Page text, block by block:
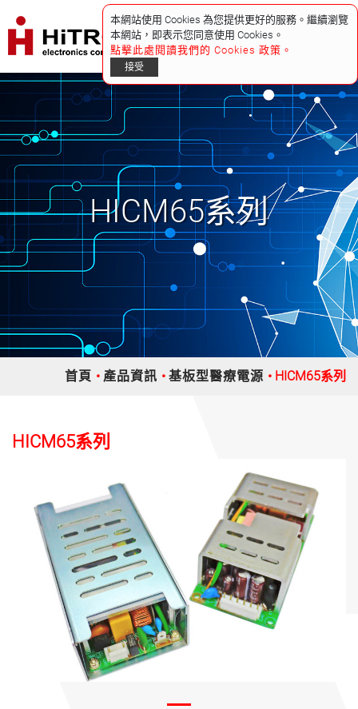
HICM65系列
首頁 產品資訊 基板型醫療電源 HICM65系列
HICM65系列
本網站使用 Cookies 為您提供更好的服務。繼續瀏覽
本網站，即表示您同意使用 Cookies。
點擊此處閱讀我們的 Cookies 政策。
接受